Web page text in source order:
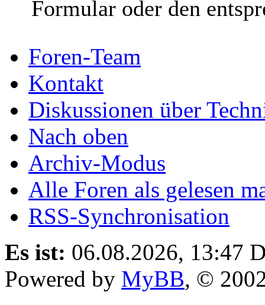
Formular oder den
Foren-Team
Kontakt
Diskussionen über
Nach oben
Archiv-Modus
Alle Foren als gelesen
RSS-Synchronisation
Es ist: 06.08.2026, 13:47
Powered by MyBB, ©